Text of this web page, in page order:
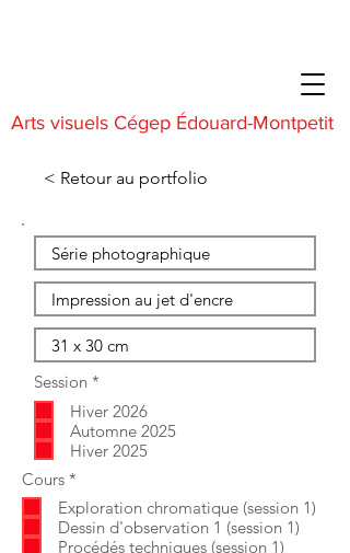
Arts visuels Cégep Édouard-Montpetit
< Retour au portfolio
Session *
l
i
g
a
i
r
e
Hiver 2026
Automne 2025
Hiver 2025
Cours *
l
i
g
Exploration chromatique (session 1)
Dessin d'observation 1 (session 1)
Procédés techniques (session 1)